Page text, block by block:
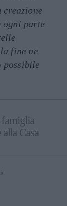
ogni parte
fine ne
possibile
Casa